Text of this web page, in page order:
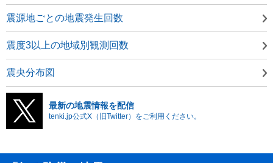
震源地ごとの地震発生回数
震度3以上の地域別観測回数
震央分布図
最新の地震情報を配信
tenki.jp公式X（旧Twitter）をご利用ください。